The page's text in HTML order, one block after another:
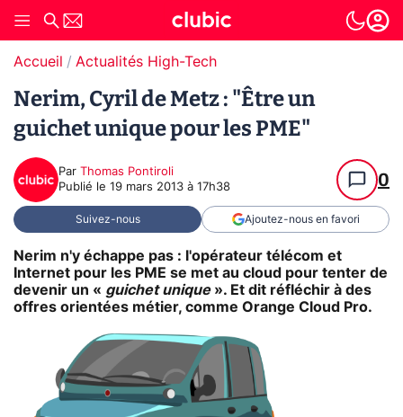
Accueil Actualités High-Tech
Nerim, Cyril de Metz : "Être un
guichet unique pour les PME"
Par Thomas Pontiroli
Publié le 19 mars 2013 à 17h38 0
Suivez-nous Ajoutez-nous en favori
Nerim n'y échappe pas : l'opérateur télécom et
Internet pour les PME se met au cloud pour tenter de
devenir un « guichet unique». Et dit réfléchir à des
offres orientées métier, comme Orange Cloud Pro.